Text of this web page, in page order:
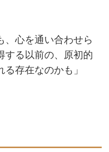
、心を通い合わせら
する以前の、原初的
存在なのかも」